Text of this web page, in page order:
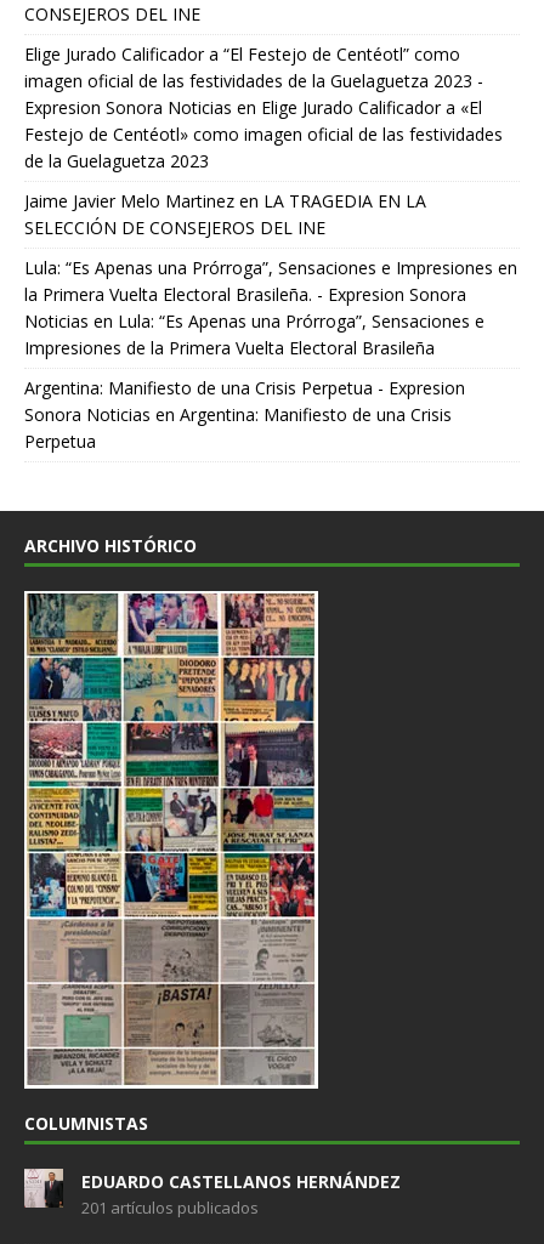
CONSEJEROS DEL INE
Elige Jurado Calificador a “El Festejo de Centéotl” como
imagen oficial de las festividades de la Guelaguetza 2023 -
Expresion Sonora Noticias en Elige Jurado Calificador a «El
Festejo de Centéotl» como imagen oficial de las festividades
de la Guelaguetza 2023
Jaime Javier Melo Martinez en LA TRAGEDIA EN LA
SELECCIÓN DE CONSEJEROS DEL INE
Lula: “Es Apenas una Prórroga”, Sensaciones e Impresiones en
la Primera Vuelta Electoral Brasileña. - Expresion Sonora
Noticias en Lula: “Es Apenas una Prórroga”, Sensaciones e
Impresiones de la Primera Vuelta Electoral Brasileña
Argentina: Manifiesto de una Crisis Perpetua - Expresion
Sonora Noticias en Argentina: Manifiesto de una Crisis
Perpetua
ARCHIVO HISTÓRICO
COLUMNISTAS
EDUARDO CASTELLANOS HERNÁNDEZ
201 artículos publicados